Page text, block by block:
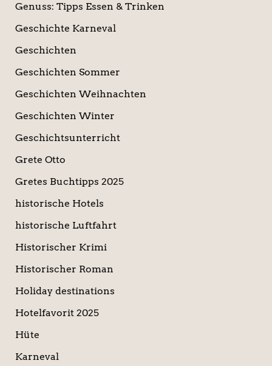
Genuss: Tipps Essen & Trinken
Geschichte Karneval
Geschichten
Geschichten Sommer
Geschichten Weihnachten
Geschichten Winter
Geschichtsunterricht
Grete Otto
Gretes Buchtipps 2025
historische Hotels
historische Luftfahrt
Historischer Krimi
Historischer Roman
Holiday destinations
Hotelfavorit 2025
Hüte
Karneval